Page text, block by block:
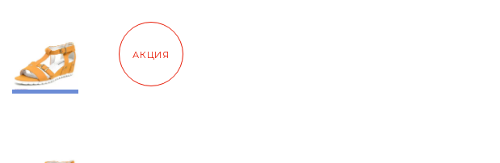
АКЦИЯ